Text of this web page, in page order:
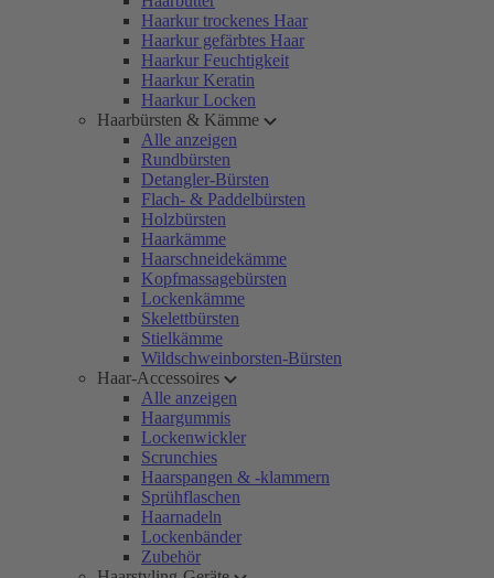
Haarkur trockenes Haar
Haarkur gefärbtes Haar
Haarkur Feuchtigkeit
Haarkur Keratin
Haarkur Locken
Haarbürsten & Kämme
Alle anzeigen
Rundbürsten
Detangler-Bürsten
Flach- & Paddelbürsten
Holzbürsten
Haarkämme
Haarschneidekämme
Kopfmassagebürsten
Lockenkämme
Skelettbürsten
Stielkämme
Wildschweinborsten-Bürsten
Haar-Accessoires
Alle anzeigen
Haargummis
Lockenwickler
Scrunchies
Haarspangen & -klammern
Sprühflaschen
Haarnadeln
Lockenbänder
Zubehör